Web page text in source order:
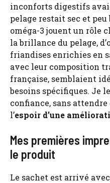
inconforts digestifs
pelage restait sec et
oméga-3 jouent un rôle
la brillance du pelage,
friandises enrichies en
avec leur composition
française, semblaient
besoins spécifiques. Je
confiance, sans
l’espoir d’une
Mes premières
le produit
Le sachet est arrivé